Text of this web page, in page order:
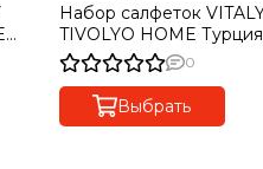
Набор салфеток VITALY 3шт
TIVOLYO HOME Турция
0
Выбрать